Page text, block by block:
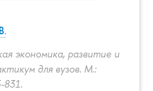
экономика, развитие и
для вузов. М.:
831.